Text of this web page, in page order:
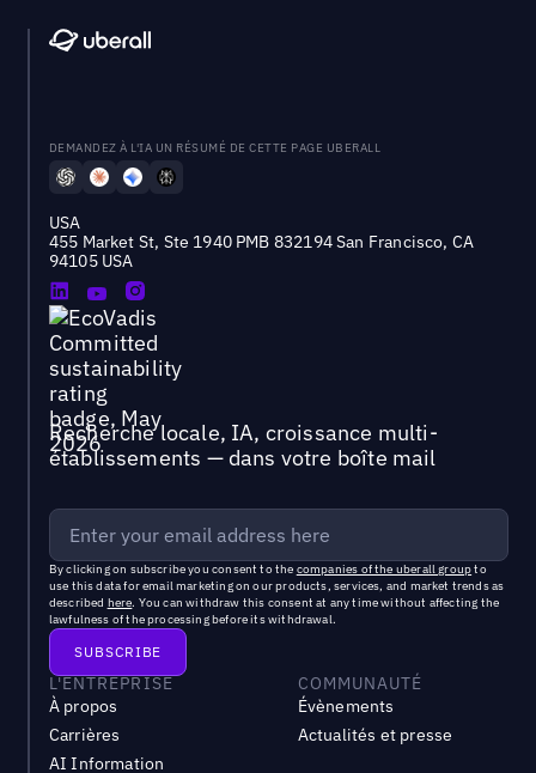
DEMANDEZ À L'IA UN RÉSUMÉ DE CETTE PAGE UBERALL
USA
455 Market St, Ste 1940 PMB 832194 San Francisco, CA
94105 USA
Recherche locale, IA, croissance multi-
établissements — dans votre boîte mail
By clicking on subscribe you consent to the companies of the uberall groupto
use this data for email marketing on our products, services, and market trends as
described here. You can withdraw this consent at any time without affecting the
lawfulness of the processing before its withdrawal.
L'ENTREPRISE
À propos
Carrières
AI Information
COMMUNAUTÉ
Évènements
Actualités et presse